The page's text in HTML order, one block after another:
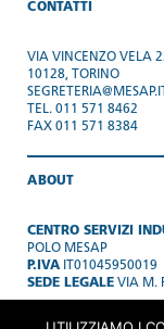
CONTATTI
VIA VINCENZO VELA
10128, TORINO
SEGRETERIA@MESAP.IT
TEL. 011 571 8462
FAX 011 571 8384
ABOUT
CENTRO SERVIZI
POLO MESAP
P.IVA IT01045950019
SEDE LEGALE VIA M.